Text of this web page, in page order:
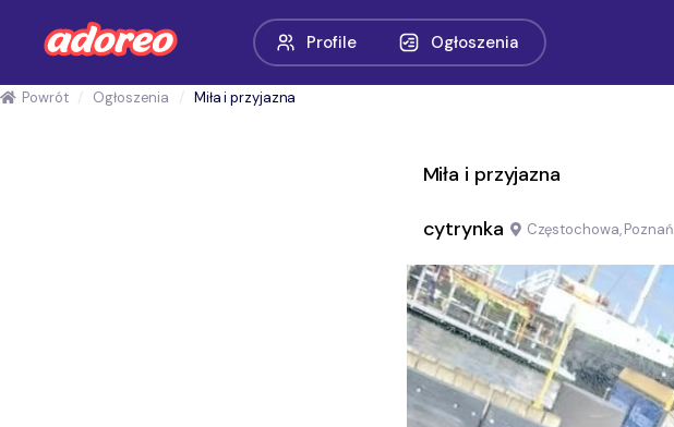
Profile Ogłoszenia
Powrót Ogłoszenia Miła i przyjazna
Miła i przyjazna
cytrynka Częstochowa, Poznań